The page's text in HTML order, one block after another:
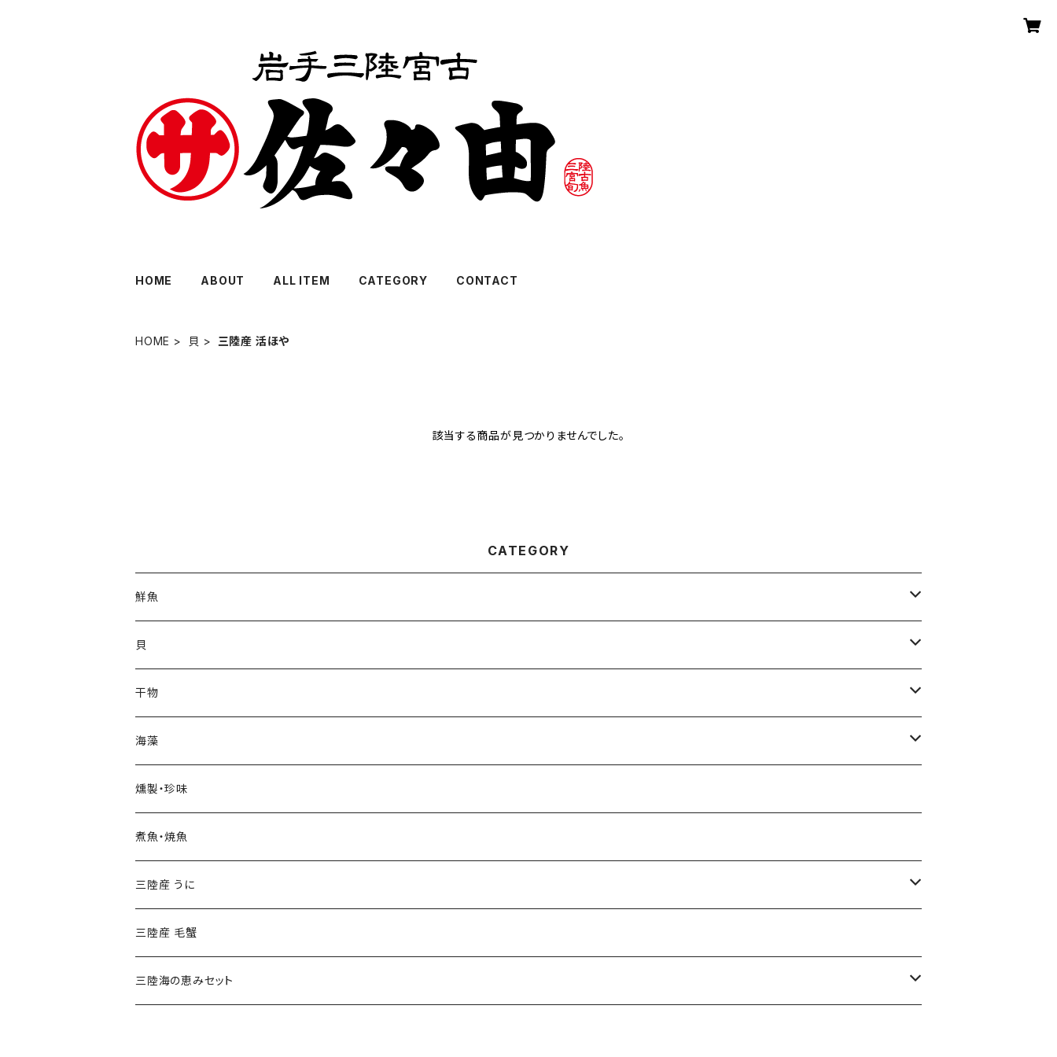
HOME ABOUT ALL ITEM CATEGORY CONTACT
HOME 貝 三陸産 活ほや
該当する商品が見つかりませんでした。
CATEGORY
鮮魚
宮古トラウトサーモン
三陸産 秋鮭
三陸産 秋鮭
三陸産 サンマ
三陸産 スルメイカ
三陸産 天然ヒラメ
三陸産 天然ママス
三陸産 真タラ
貝
三陸産 活ほたて
三陸産 活ほや
三陸産 殻付き牡蠣（カキ）
干物
三陸産 ホッケ
丸干したら
真イカ一夜干し
メロード
どんこ
三陸産 ヤナギカレイ
海藻
三陸産 生わかめ
三陸産 生刻みめかぶ
三陸産 塩蔵わかめ
塩蔵・乾物
燻製・珍味
煮魚・焼魚
三陸産 うに
三陸産 甘塩うに
三陸産 焼うに
三陸産 毛蟹
三陸海の恵みセット